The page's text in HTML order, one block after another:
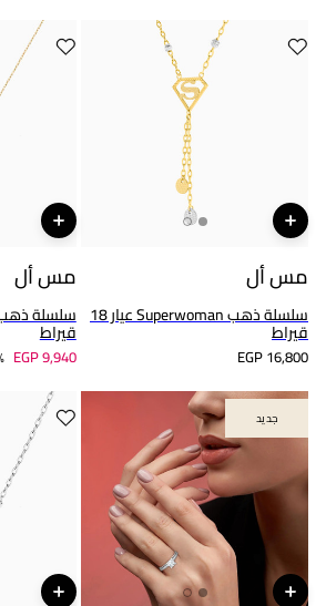
مس أل
سلسلة ذهب Superwoman عيار 18
قيراط
EGP 16,800
مس أل
قيراط
EGP 9,940
جديد
جديد